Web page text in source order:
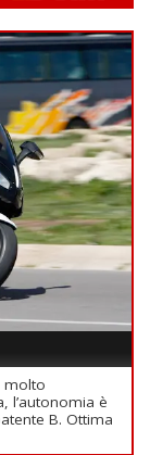
molto
l’autonomia è
B. Ottima